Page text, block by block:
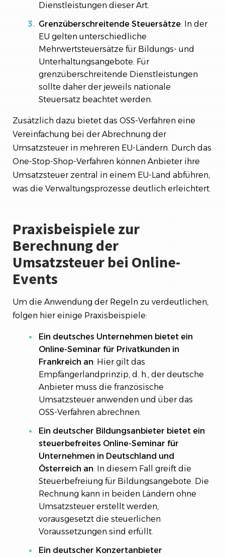
Dienstleistungen dieser Art.
Grenzüberschreitende Steuersätze: In der
EU gelten unterschiedliche
Mehrwertsteuersätze für Bildungs- und
Unterhaltungsangebote. Für
grenzüberschreitende Dienstleistungen
sollte daher der jeweils nationale
Steuersatz beachtet werden.
Zusätzlich dazu bietet das OSS-Verfahren eine
Vereinfachung bei der Abrechnung der
Umsatzsteuer in mehreren EU-Ländern. Durch das
One-Stop-Shop-Verfahren können Anbieter ihre
Umsatzsteuer zentral in einem EU-Land abführen,
was die Verwaltungsprozesse deutlich erleichtert.
Praxisbeispiele zur
Berechnung der
Umsatzsteuer bei Online-
Events
Um die Anwendung der Regeln zu verdeutlichen,
folgen hier einige Praxisbeispiele:
Ein deutsches Unternehmen bietet ein
Online-Seminar für Privatkunden in
Frankreich an: Hier gilt das
Empfängerlandprinzip, d. h., der deutsche
Anbieter muss die französische
Umsatzsteuer anwenden und über das
OSS-Verfahren abrechnen.
Ein deutscher Bildungsanbieter bietet ein
steuerbefreites Online-Seminar für
Unternehmen in Deutschland und
Österreich an: In diesem Fall greift die
Steuerbefreiung für Bildungsangebote. Die
Rechnung kann in beiden Ländern ohne
Umsatzsteuer erstellt werden,
vorausgesetzt die steuerlichen
Voraussetzungen sind erfüllt.
Ein deutscher Konzertanbieter